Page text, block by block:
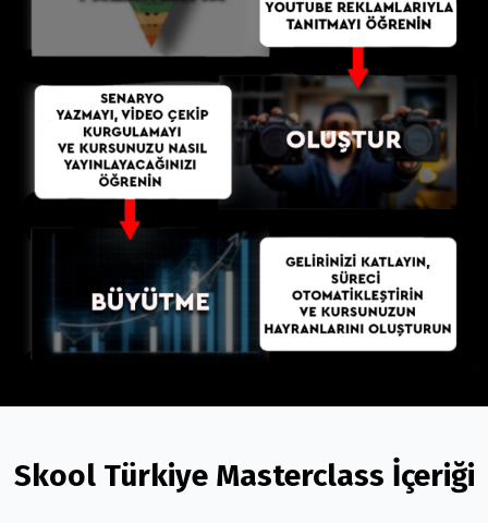
Skool Türkiye Masterclass İçeriği